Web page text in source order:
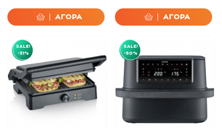
ΑΓΟΡΑ ΑΓΟΡΑ
SALE!
-31%
SALE!
-50%